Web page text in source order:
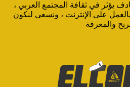
يؤثر في ثقافة المجتمع العربي ،
بالعمل على الإنترنت ، ونسعى لنكون
والمعرفة